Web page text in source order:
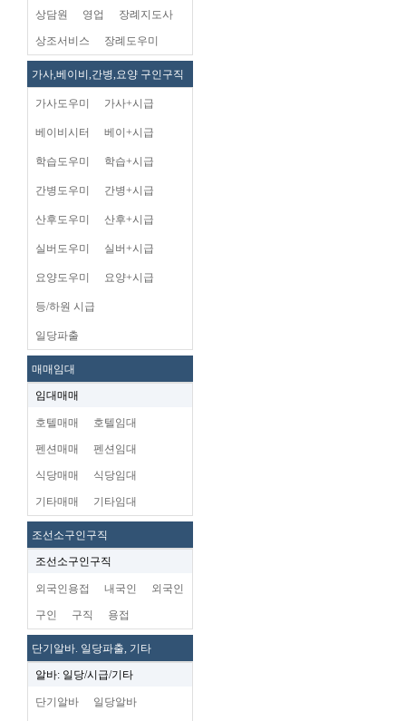
상담원 영업 장례지도사
상조서비스 장례도우미
가사,베이비,간병,요양 구인구직
가사도우미 가사+시급
베이비시터 베이+시급
학습도우미 학습+시급
간병도우미 간병+시급
산후도우미 산후+시급
실버도우미 실버+시급
요양도우미 요양+시급
등/하원 시급
일당파출
매매임대
임대매매
호텔매매 호텔임대
펜션매매 펜션임대
식당매매 식당임대
기타매매 기타임대
조선소구인구직
조선소구인구직
외국인용접 내국인 외국인
구인 구직 용접
단기알바. 일당파출, 기타
알바: 일당/시급/기타
단기알바 일당알바